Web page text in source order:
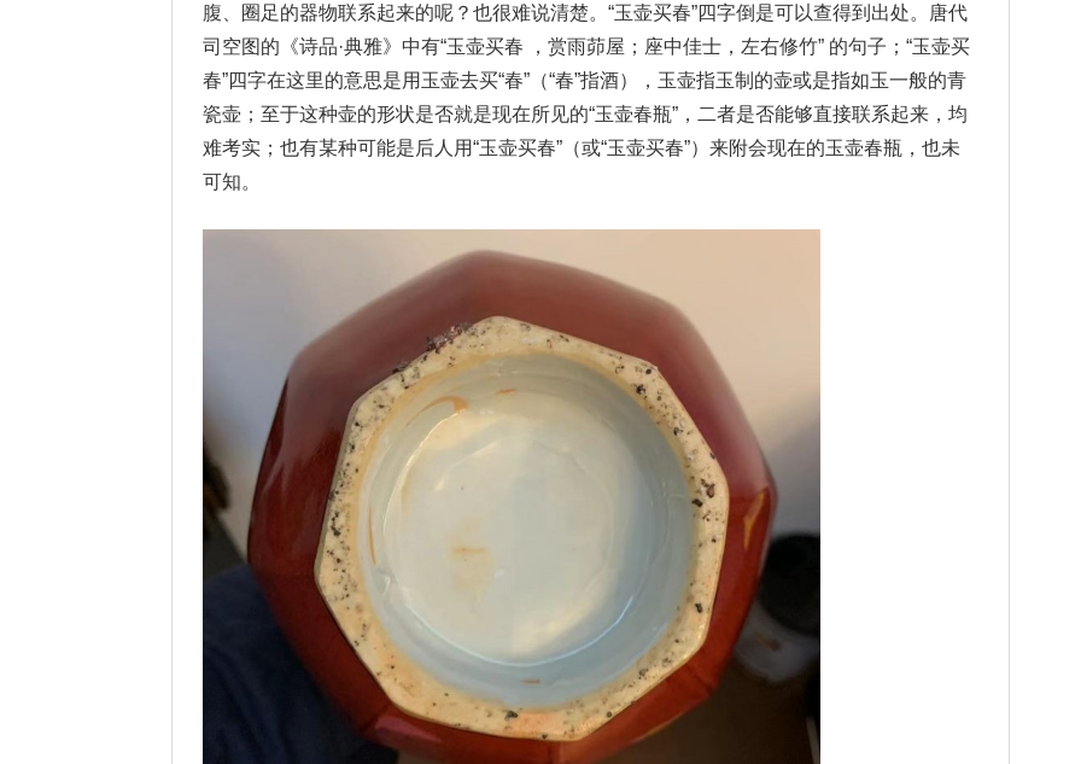
腹、圈足的器物联系起来的呢？也很难说清楚。“玉壶买春”四字倒是可以查得到出处。唐代
司空图的《诗品·典雅》中有“玉壶买春 ，赏雨茆屋；座中佳士，左右修竹” 的句子；“玉壶买
春”四字在这里的意思是用玉壶去买“春”（“春”指酒），玉壶指玉制的壶或是指如玉一般的青
瓷壶；至于这种壶的形状是否就是现在所见的“玉壶春瓶”，二者是否能够直接联系起来，均
难考实；也有某种可能是后人用“玉壶买春”（或“玉壶买春”）来附会现在的玉壶春瓶，也未
可知。